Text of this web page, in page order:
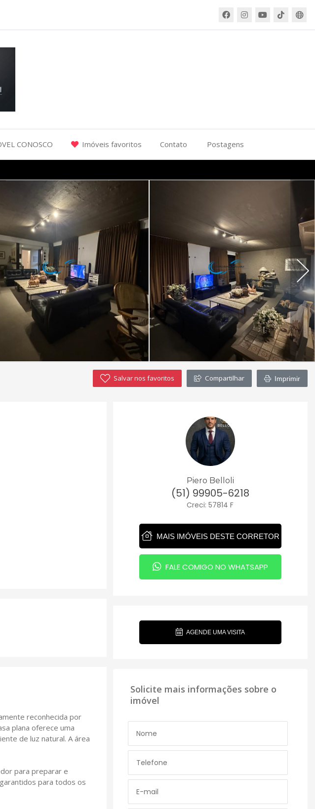
CONOSCO Imóveis favoritos Contato Postagens
Salvar nos favoritos Compartilhar Imprimir
reconhecida por
plana oferece uma
de luz natural. A área
para preparar e
para todos os
Piero Belloli
(51) 99905-6218
Creci: 57814 F
MAIS IMÓVEIS DESTE CORRETOR
FALE COMIGO NO WHATSAPP
AGENDE UMA VISITA
Solicite mais informações sobre o
imóvel